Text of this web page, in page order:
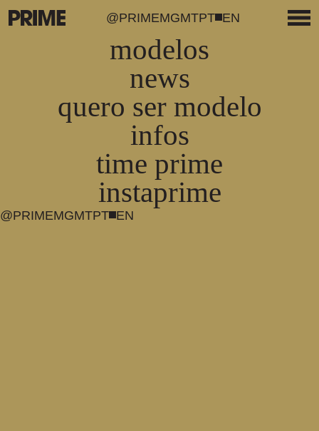
@PRIMEMGMTPT EN
modelos
news
quero ser modelo
infos
time prime
instaprime
@PRIMEMGMTPT EN